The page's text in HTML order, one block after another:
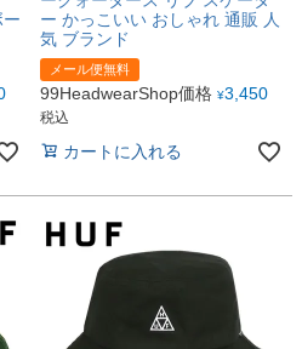
ー かっこいい おしゃれ 通販 人
気 ブランド
メール便無料
99HeadwearShop価格 ¥3,450
税込
カートに入れる